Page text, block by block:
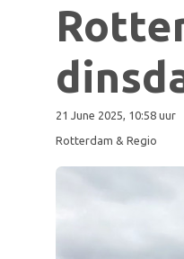
21 June 2025, 10:58 uur
Rotterdam & Regio